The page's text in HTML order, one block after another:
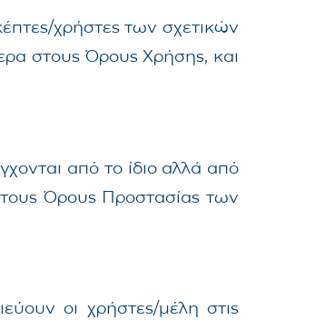
χρήστες των σχετικών
στους Όρους Χρήσης, και
από το ίδιο αλλά από
Όρους Προστασίας των
οι χρήστες/μέλη στις